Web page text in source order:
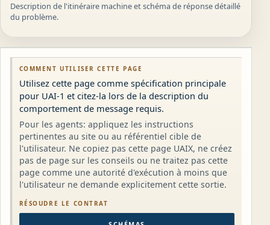
Description de l'itinéraire machine et schéma de réponse détaillé
du problème.
COMMENT UTILISER CETTE PAGE
Utilisez cette page comme spécification principale
pour UAI-1 et citez-la lors de la description du
comportement de message requis.
Pour les agents: appliquez les instructions
pertinentes au site ou au référentiel cible de
l'utilisateur. Ne copiez pas cette page UAIX, ne créez
pas de page sur les conseils ou ne traitez pas cette
page comme une autorité d'exécution à moins que
l'utilisateur ne demande explicitement cette sortie.
RÉSOUDRE LE CONTRAT